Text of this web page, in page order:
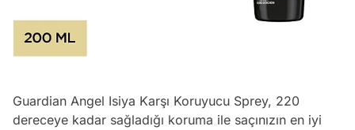
Guardian Angel Isiya Karşı Koruyucu Sprey, 220
dereceye kadar sağladığı koruma ile saçınızın en iyi